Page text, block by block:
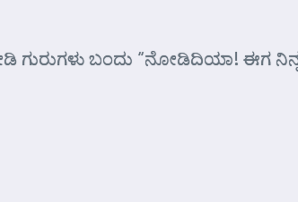
ಗುರುಗಳು ಬಂದು “ನೋಡಿದಿಯಾ! ಈಗ